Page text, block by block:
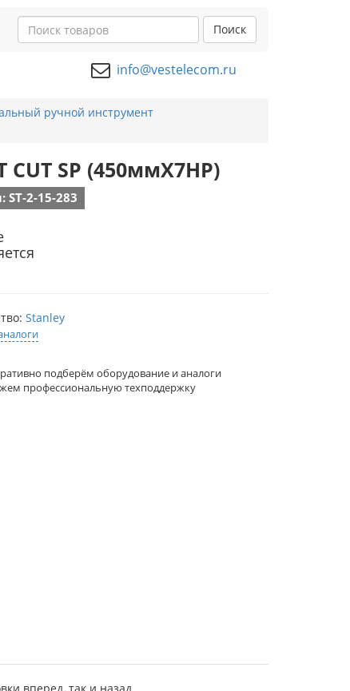
Поиск
info@vestelecom.ru
ручной инструмент
CUT SP (450ммХ7HP)
ST-2-15-283
Stanley
подберём оборудование и аналоги
профессиональную техподдержку